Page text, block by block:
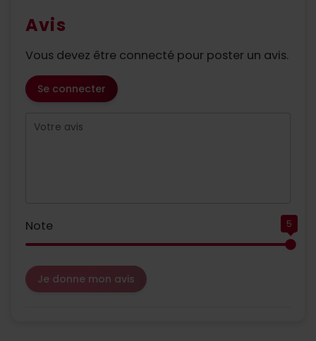
Avis
Vous devez être connecté pour poster un avis.
Se connecter
Votre avis
Note 5
Je donne mon avis